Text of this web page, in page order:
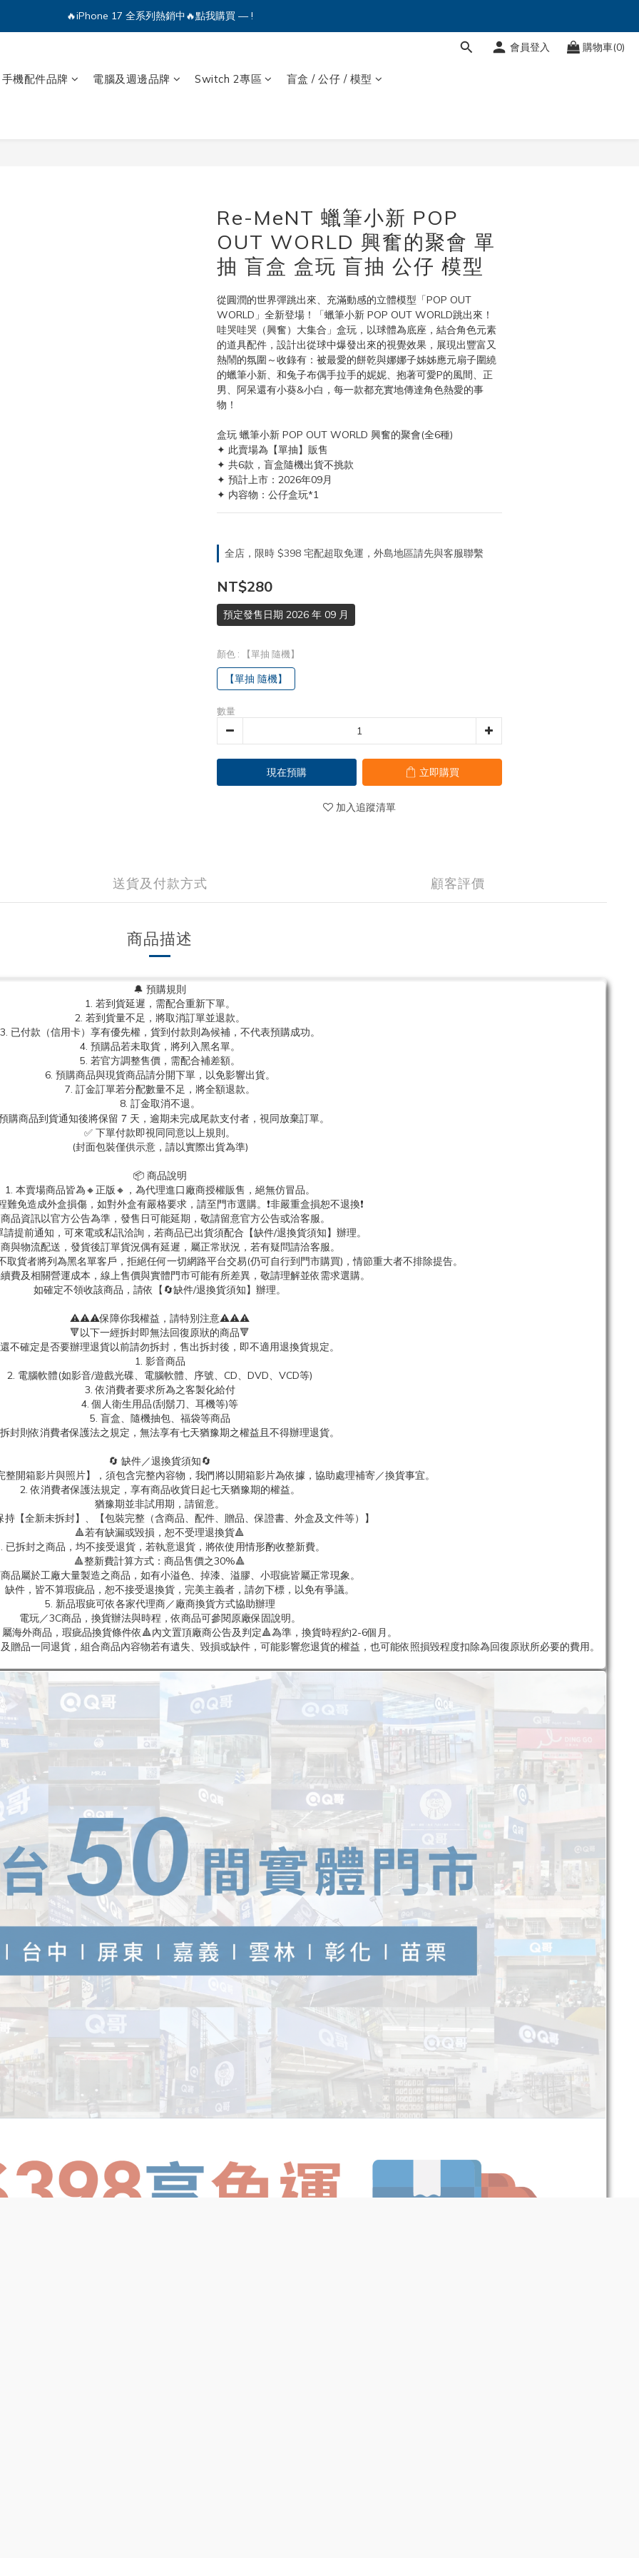
🔥iPhone 17 全系列熱銷中🔥點我購買 — !
🔥iPhone 17 全系列熱銷中🔥點我購買 — !
會員登入 購物車(0)
手機配件品牌 電腦及週邊品牌 Switch 2專區 盲盒 / 公仔 / 模型
Re-MeNT 蠟筆小新 POP
OUT WORLD 興奮的聚會 單
抽 盲盒 盒玩 盲抽 公仔 模型
從圓潤的世界彈跳出來、充滿動感的立體模型「POP OUT
WORLD」全新登場！「蠟筆小新 POP OUT WORLD跳出來！
哇哭哇哭（興奮）大集合」盒玩，以球體為底座，結合角色元素
的道具配件，設計出從球中爆發出來的視覺效果，展現出豐富又
熱鬧的氛圍～收錄有：被最愛的餅乾與娜娜子姊姊應元扇子圍繞
的蠟筆小新、和兔子布偶手拉手的妮妮、抱著可愛P的風間、正
男、阿呆還有小葵&小白，每一款都充實地傳達角色熱愛的事
物！
盒玩 蠟筆小新 POP OUT WORLD 興奮的聚會(全6種)
✦ 此賣場為【單抽】販售
✦ 共6款，盲盒隨機出貨不挑款
✦ 預計上市：2026年09月
✦ 内容物：公仔盒玩*1
全店，限時 $398 宅配超取免運，外島地區請先與客服聯繫
NT$280
預定發售日期 2026 年 09 月
顏色 : 【單抽 隨機】
【單抽 隨機】
數量
現在預購 立即購買
加入追蹤清單
送貨及付款方式 顧客評價
商品描述
🔔 預購規則
1. 若到貨延遲，需配合重新下單。
2. 若到貨量不足，將取消訂單並退款。
3. 已付款（信用卡）享有優先權，貨到付款則為候補，不代表預購成功。
4. 預購品若未取貨，將列入黑名單。
5. 若官方調整售價，需配合補差額。
6. 預購商品與現貨商品請分開下單，以免影響出貨。
7. 訂金訂單若分配數量不足，將全額退款。
8. 訂金取消不退。
購商品到貨通知後將保留 7 天，逾期未完成尾款支付者，視同放棄訂單。
✅ 下單付款即視同同意以上規則。
(封面包裝僅供示意，請以實際出貨為準)
📦 商品說明
1. 本賣場商品皆為🔸正版🔸，為代理進口廠商授權販售，絕無仿冒品。
難免造成外盒損傷，如對外盒有嚴格要求，請至門市選購。❗非嚴重盒損恕不退換❗
品資訊以官方公告為準，發售日可能延期，敬請留意官方公告或洽客服。
請提前通知，可來電或私訊洽詢，若商品已出貨須配合【缺件/退換貨須知】辦理。
與物流配送，發貨後訂單貨況偶有延遲，屬正常狀況，若有疑問請洽客服。
取貨者將列為黑名單客戶，拒絕任何一切網路平台交易(仍可自行到門市購買)，情節重大者不排除提告。
費及相關營運成本，線上售價與實體門市可能有所差異，敬請理解並依需求選購。
如確定不領收該商品，請依【🔄缺件/退換貨須知】辦理。
⚠️⚠️⚠️保障你我權益，請特別注意⚠️⚠️⚠️
🔻以下一經拆封即無法回復原狀的商品🔻
不確定是否要辦理退貨以前請勿拆封，售出拆封後，即不適用退換貨規定。
1. 影音商品
2. 電腦軟體(如影音/遊戲光碟、電腦軟體、序號、CD、DVD、VCD等)
3. 依消費者要求所為之客製化給付
4. 個人衛生用品(刮鬍刀、耳機等)等
5. 盲盒、隨機抽包、福袋等商品
封則依消費者保護法之規定，無法享有七天猶豫期之權益且不得辦理退貨。
🔄 缺件／退換貨須知🔄
開箱影片與照片】，須包含完整內容物，我們將以開箱影片為依據，協助處理補寄／換貨事宜。
2. 依消費者保護法規定，享有商品收貨日起七天猶豫期的權益。
猶豫期並非試用期，請留意。
持【全新未拆封】、【包裝完整（含商品、配件、贈品、保證書、外盒及文件等）】
🔺若有缺漏或毀損，恕不受理退換貨🔺
已拆封之商品，均不接受退貨，若執意退貨，將依使用情形酌收整新費。
🔺整新費計算方式：商品售價之30%🔺
品屬於工廠大量製造之商品，如有小溢色、掉漆、溢膠、小瑕疵皆屬正常現象。
缺件，皆不算瑕疵品，恕不接受退換貨，完美主義者，請勿下標，以免有爭議。
5. 新品瑕疵可依各家代理商／廠商換貨方式協助辦理
電玩／3C商品，換貨辦法與時程，依商品可參閱原廠保固說明。
海外商品，瑕疵品換貨條件依🔺內文置頂廠商公告及判定🔺為準，換貨時程約2-6個月。
品一同退貨，組合商品內容物若有遺失、毀損或缺件，可能影響您退貨的權益，也可能依照損毀程度扣除為回復原狀所必要的費用。